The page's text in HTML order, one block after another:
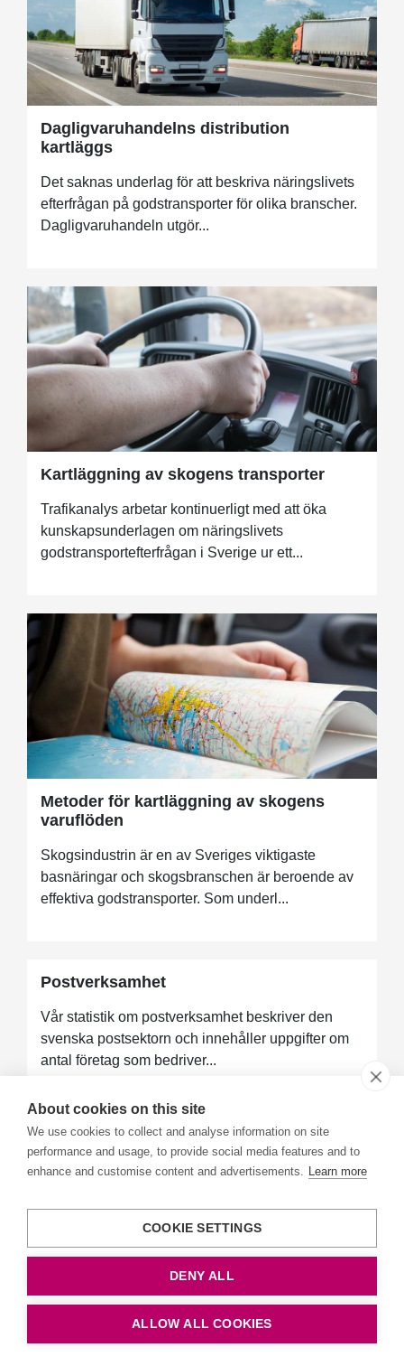
About cookies on this site
We use cookies to collect and analyse information on site
performance and usage, to provide social media features and to
enhance and customise content and advertisements. Learn more
COOKIE SETTINGS
DENY ALL
ALLOW ALL COOKIES
Dagligvaruhandelns distribution
kartläggs
Det saknas underlag för att beskriva näringslivets
efterfrågan på godstransporter för olika branscher.
Dagligvaruhandeln utgör...
Kartläggning av skogens transporter
Trafikanalys arbetar kontinuerligt med att öka
kunskapsunderlagen om näringslivets
godstransportefterfrågan i Sverige ur ett...
Metoder för kartläggning av skogens
varuflöden
Skogsindustrin är en av Sveriges viktigaste
basnäringar och skogsbranschen är beroende av
effektiva godstransporter. Som underl...
Postverksamhet
Vår statistik om postverksamhet beskriver den
svenska postsektorn och innehåller uppgifter om
antal företag som bedriver...
Användarrådet för statistik om
godstransporter
Användarråd